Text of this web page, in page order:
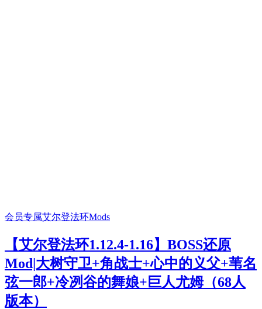
会员专属艾尔登法环Mods
【艾尔登法环1.12.4-1.16】BOSS还原
Mod|大树守卫+角战士+心中的义父+苇名
弦一郎+冷冽谷的舞娘+巨人尤姆（68人
版本）